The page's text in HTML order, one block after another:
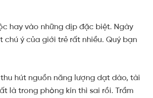
hay vào những dịp đặc biệt. Ngày
chú ý của giới trẻ rất nhiều. Quý bạn
hút nguồn năng lượng dạt dào, tài
là trong phòng kín thì sai rồi. Trầm